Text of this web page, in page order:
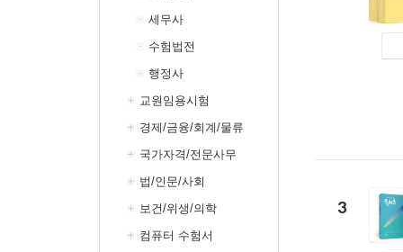
세무사
수험법전
행정사
교원임용시험
경제/금융/회계/물류
국가자격/전문사무
법/인문/사회
보건/위생/의학
컴퓨터 수험서
3